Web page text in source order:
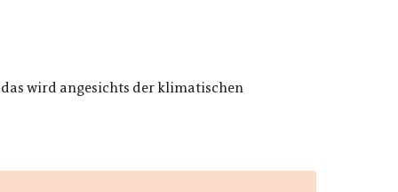
wird angesichts der klimatischen